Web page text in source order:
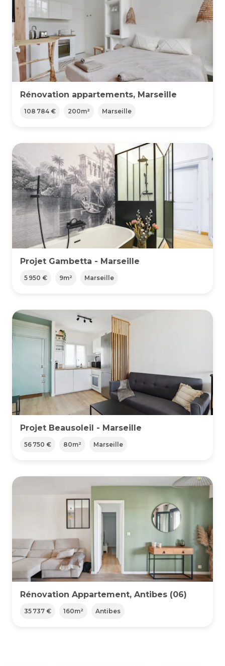
Rénovation appartements, Marseille
108 784 € 200m² Marseille
Projet Gambetta - Marseille
5 950 € 9m² Marseille
Projet Beausoleil - Marseille
56 750 € 80m² Marseille
Rénovation Appartement, Antibes (06)
35 737 € 160m² Antibes